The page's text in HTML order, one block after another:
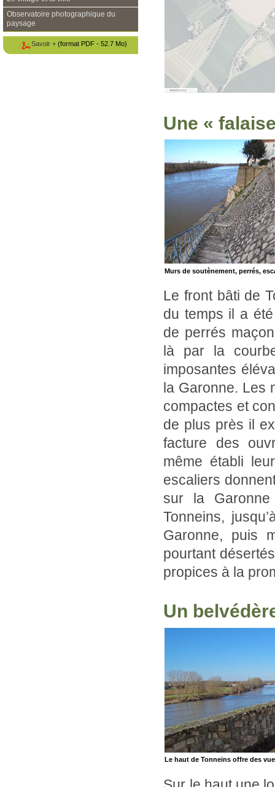
Observatoire photographique du
paysage
Savoir + (format PDF - 52.7 Mo)
Une «
Murs de soutènement, perrés,
Le front bâti de
du temps il a
de perrés
là par la
imposantes
la Garonne. Les
compactes et
de plus près il
facture des
même établi
escaliers
sur la
Tonneins,
Garonne, puis
pourtant
propices à la
Un
Le haut de Tonneins offre des